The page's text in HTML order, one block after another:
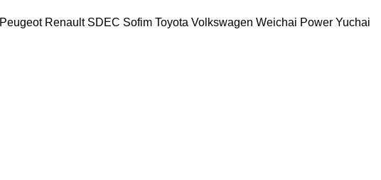
Peugeot Renault SDEC Sofim Toyota Volkswagen Weichai Power Yuchai